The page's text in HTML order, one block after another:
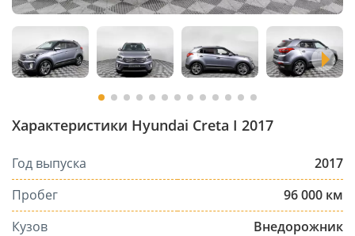
Характеристики Hyundai Creta I 2017
Год выпуска
2017
Пробег
96 000 км
Кузов
Внедорожник